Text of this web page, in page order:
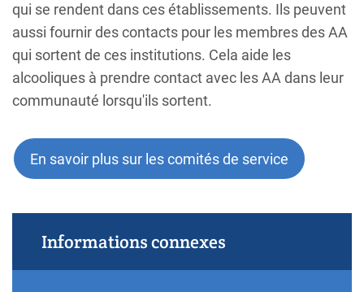
qui se rendent dans ces établissements. Ils peuvent
aussi fournir des contacts pour les membres des AA
qui sortent de ces institutions. Cela aide les
alcooliques à prendre contact avec les AA dans leur
communauté lorsqu'ils sortent.
En savoir plus sur les comités de service
Informations connexes